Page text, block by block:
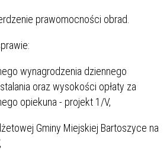
prawomocności obrad.
wynagrodzenia dziennego
oraz wysokości opłaty za
opiekuna - projekt 1/V,
Gminy Miejskiej Bartoszyce na